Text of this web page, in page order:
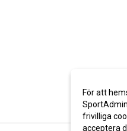
För att
frivilliga
acceptera